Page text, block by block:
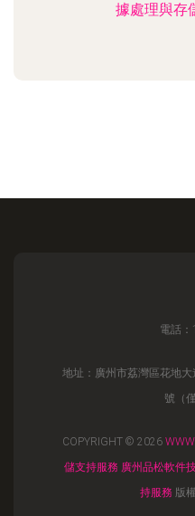
據處理與存
電話
地址：廣州市荔灣區花地
號（
COPYRIGHT © 2026
儲支持服務 廣州品松軟件
持服務 版